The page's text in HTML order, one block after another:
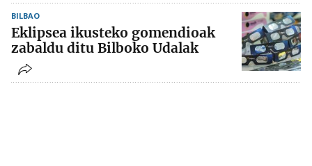
BILBAO
Eklipsea ikusteko gomendioak
zabaldu ditu Bilboko Udalak